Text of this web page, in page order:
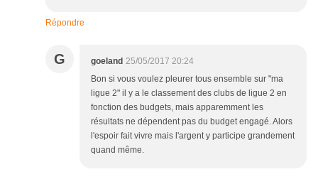
Répondre
G goeland 25/05/2017 20:24
Bon si vous voulez pleurer tous ensemble sur "ma
ligue 2" il y a le classement des clubs de ligue 2 en
fonction des budgets, mais apparemment les
résultats ne dépendent pas du budget engagé. Alors
l'espoir fait vivre mais l'argent y participe grandement
quand même.